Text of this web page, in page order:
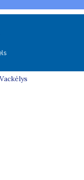
Vackélys